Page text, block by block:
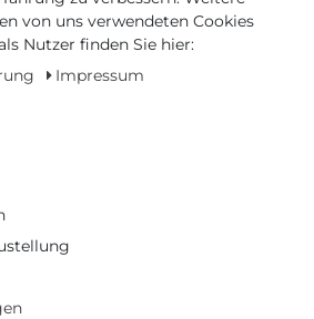
HÄNDLER
von uns verwendeten Cookies
Nutzer finden Sie hier:
Impressum